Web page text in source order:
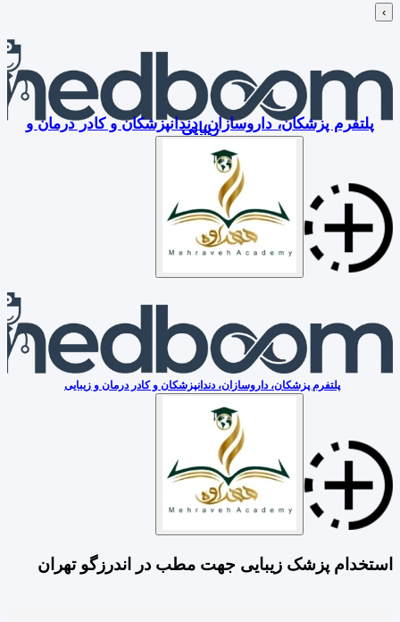
›
پلتفرم پزشکان، داروسازان، دندانپزشکان و کادر درمان و
زیبایی
پلتفرم پزشکان، داروسازان، دندانپزشکان و کادر درمان و زیبایی
استخدام پزشک زیبایی جهت مطب در اندرزگو تهران